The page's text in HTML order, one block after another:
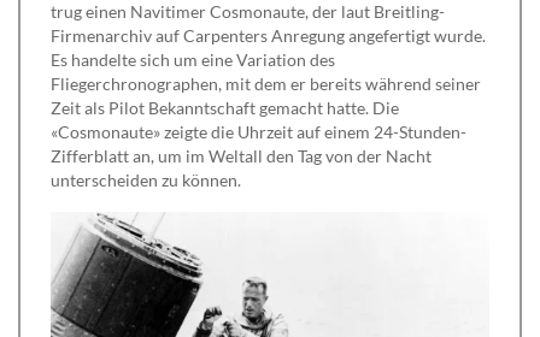
trug einen Navitimer Cosmonaute, der laut Breitling-
Firmenarchiv auf Carpenters Anregung angefertigt wurde.
Es handelte sich um eine Variation des
Fliegerchronographen, mit dem er bereits während seiner
Zeit als Pilot Bekanntschaft gemacht hatte. Die
«Cosmonaute» zeigte die Uhrzeit auf einem 24-Stunden-
Zifferblatt an, um im Weltall den Tag von der Nacht
unterscheiden zu können.